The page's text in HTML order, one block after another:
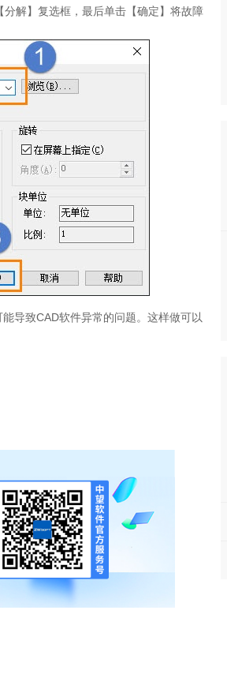
解】复选框，最后单击【确定】将故障
能导致CAD软件异常的问题。这样做可以